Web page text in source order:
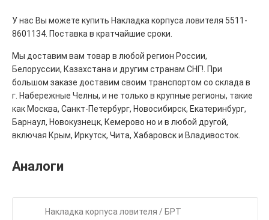
У нас Вы можете купить Накладка корпуса ловителя 5511-
8601134. Поставка в кратчайшие сроки.
Мы доставим вам товар в любой регион России,
Белоруссии, Казахстана и другим странам СНГ!. При
большом заказе доставим своим транспортом со склада в
г. Набережные Челны, и не только в крупные регионы, такие
как Москва, Санкт-Петербург, Новосибирск, Екатеринбург,
Барнаул, Новокузнецк, Кемерово но и в любой другой,
включая Крым, Иркутск, Чита, Хабаровск и Владивосток.
Аналоги
Накладка корпуса ловителя / БРТ